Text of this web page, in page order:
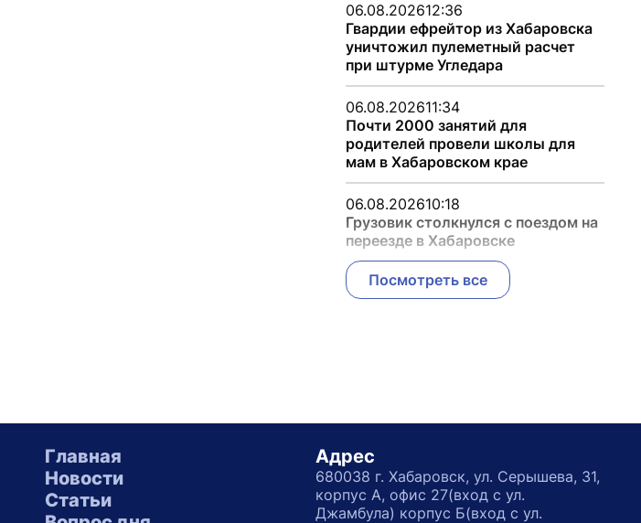
06.08.202612:36
Гвардии ефрейтор из Хабаровска
уничтожил пулеметный расчет
при штурме Угледара
06.08.202611:34
Почти 2000 занятий для
родителей провели школы для
мам в Хабаровском крае
06.08.202610:18
Грузовик столкнулся с поездом на
переезде в Хабаровске
Посмотреть все
Главная
Новости
Статьи
Адрес
680038 г. Хабаровск, ул. Серышева, 31,
корпус А, офис 27(вход с ул.
Джамбула) корпус Б(вход с ул.